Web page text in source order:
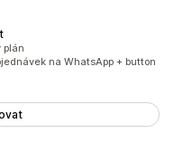
plán
na WhatsApp + button